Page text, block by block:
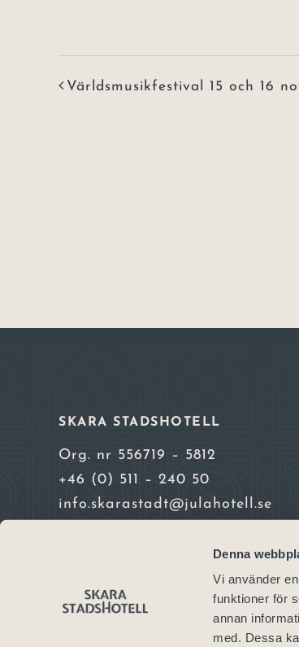
Denna
Vi använder
funktioner för
annan
med. Dessa
Världsmusikfestival 15 och 16
SKARA STADSHOTELL
Org. nr 556719 – 5812
+46 (0) 511 – 240 50
info.skarastadt@julahotell.se